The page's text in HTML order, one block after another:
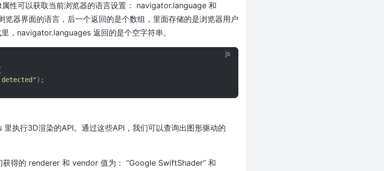
性可以获取当前浏览器的语言设置： navigator.language 和
器界面的语言，后一个返回的是个数组，里面存储的是浏览器用户
，navigator.languages 返回的是个空字符串。
js
detected" );
执行3D渲染的API。通过这些API，我们可以查询出图形驱动的
获得的 renderer 和 vendor 值为： “Google SwiftShader” 和